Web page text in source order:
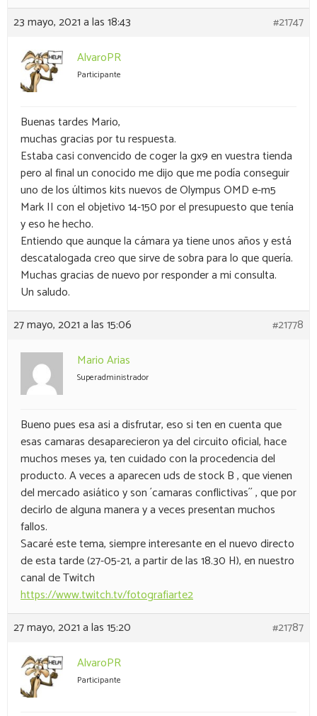
23 mayo, 2021 a las 18:43
#21747
AlvaroPR
Participante
Buenas tardes Mario,
muchas gracias por tu respuesta.
Estaba casi convencido de coger la gx9 en vuestra tienda
pero al final un conocido me dijo que me podía conseguir
uno de los últimos kits nuevos de Olympus OMD e-m5
Mark II con el objetivo 14-150 por el presupuesto que tenía
y eso he hecho.
Entiendo que aunque la cámara ya tiene unos años y está
descatalogada creo que sirve de sobra para lo que quería.
Muchas gracias de nuevo por responder a mi consulta.
Un saludo.
27 mayo, 2021 a las 15:06
#21778
Mario Arias
Superadministrador
Bueno pues esa asi a disfrutar, eso si ten en cuenta que
esas camaras desaparecieron ya del circuito oficial, hace
muchos meses ya, ten cuidado con la procedencia del
producto. A veces a aparecen uds de stock B , que vienen
del mercado asiático y son ´camaras conflictivas´´ , que por
decirlo de alguna manera y a veces presentan muchos
fallos.
Sacaré este tema, siempre interesante en el nuevo directo
de esta tarde (27-05-21, a partir de las 18.30 H), en nuestro
canal de Twitch
https://www.twitch.tv/fotografiarte2
27 mayo, 2021 a las 15:20
#21787
AlvaroPR
Participante